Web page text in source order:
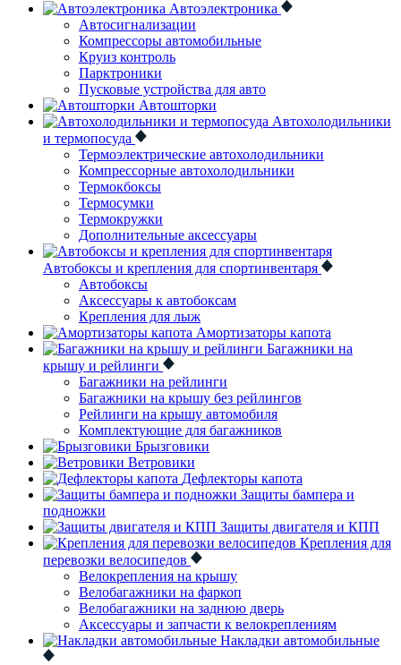
Автоэлектроника
Автосигнализации
Компрессоры автомобильные
Круиз контроль
Парктроники
Пусковые устройства для авто
Автошторки
Автохолодильники
и термопосуда
Термоэлектрические автохолодильники
Компрессорные автохолодильники
Термокбоксы
Термосумки
Термокружки
Дополнительные аксессуары
Автобоксы и крепления для спортинвентаря
Автобоксы
Аксессуары к автобоксам
Крепления для лыж
Амортизаторы капота
Багажники на
крышу и рейлинги
Багажники на рейлинги
Багажники на крышу без рейлингов
Рейлинги на крышу автомобиля
Комплектующие для багажников
Брызговики
Ветровики
Дефлекторы капота
Защиты бампера и
подножки
Защиты двигателя и КПП
Крепления для
перевозки велосипедов
Велокрепления на крышу
Велобагажники на фаркоп
Велобагажники на заднюю дверь
Аксессуары и запчасти к велокреплениям
Накладки автомобильные